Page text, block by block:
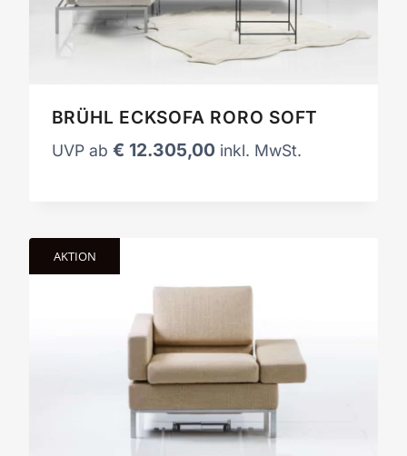
BRÜHL ECKSOFA RORO SOFT
UVP ab € 12.305,00 inkl. MwSt.
AKTION